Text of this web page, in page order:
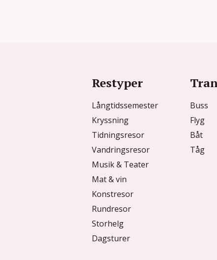
Restyper
Långtidssemester
Kryssning
Tidningsresor
Vandringsresor
Musik & Teater
Mat & vin
Konstresor
Rundresor
Storhelg
Dagsturer
Buss
Flyg
Båt
Tåg